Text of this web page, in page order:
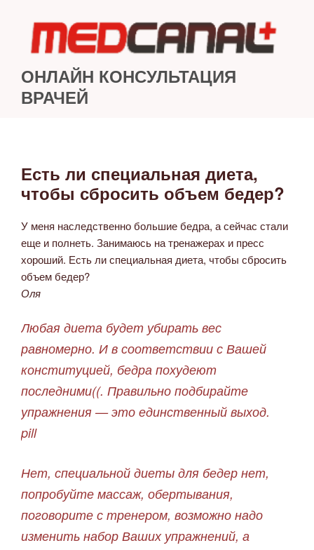
содержимому
ОНЛАЙН КОНСУЛЬТАЦИЯ
ВРАЧЕЙ
ОПУБЛИКОВАНО
Есть ли специальная диета,
чтобы сбросить объем бедер?
У меня наследственно большие бедра, а сейчас стали
еще и полнеть. Занимаюсь на тренажерах и пресс
хороший. Есть ли специальная диета, чтобы сбросить
объем бедер?
Оля
Любая диета будет убирать вес
равномерно. И в соответствии с Вашей
конституцией, бедра похудеют
последними((. Правильно подбирайте
упражнения — это единственный выход.
pill
Нет, специальной диеты для бедер нет,
попробуйте массаж, обертывания,
поговорите с тренером, возможно надо
изменить набор Ваших упражнений, а